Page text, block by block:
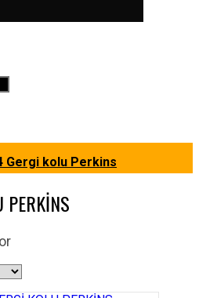
Gergi kolu Perkins
PERKINS